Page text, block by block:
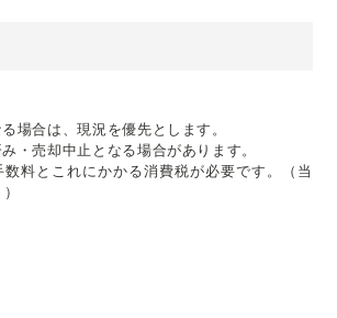
場合は、現況を優先とします。
・売却中止となる場合があります。
料とこれにかかる消費税が必要です。（当